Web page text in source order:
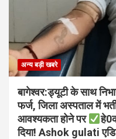
अन्य बड़ी खबरे
बागेश्वर:ड्यूटी के साथ
फर्ज, जिला अस्पताल में
आवश्यकता होने पर
दिया! Ashok gulati